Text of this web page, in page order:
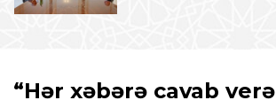
“Hər xəbərə cavab verə